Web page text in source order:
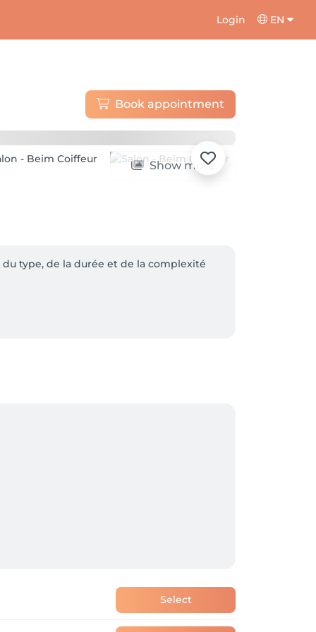
Login EN
Book appointment
Show more
type, de la durée et de la complexité
Select